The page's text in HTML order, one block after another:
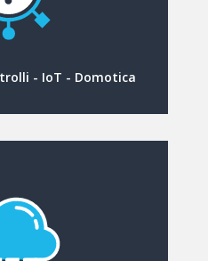
- IoT - Domotica